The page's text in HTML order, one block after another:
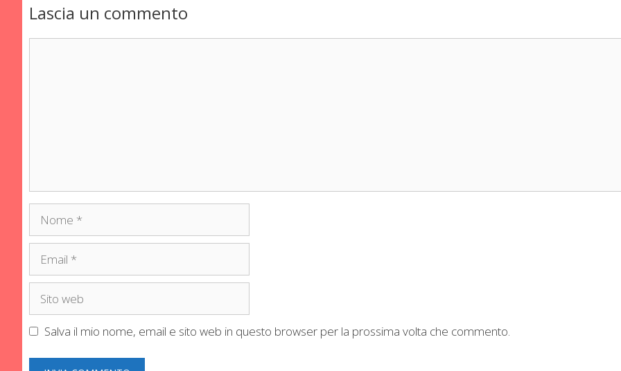
Lascia un commento
Nome
Email
Sito
Salva il mio nome, email e sito web in questo browser per la prossima volta che commento.